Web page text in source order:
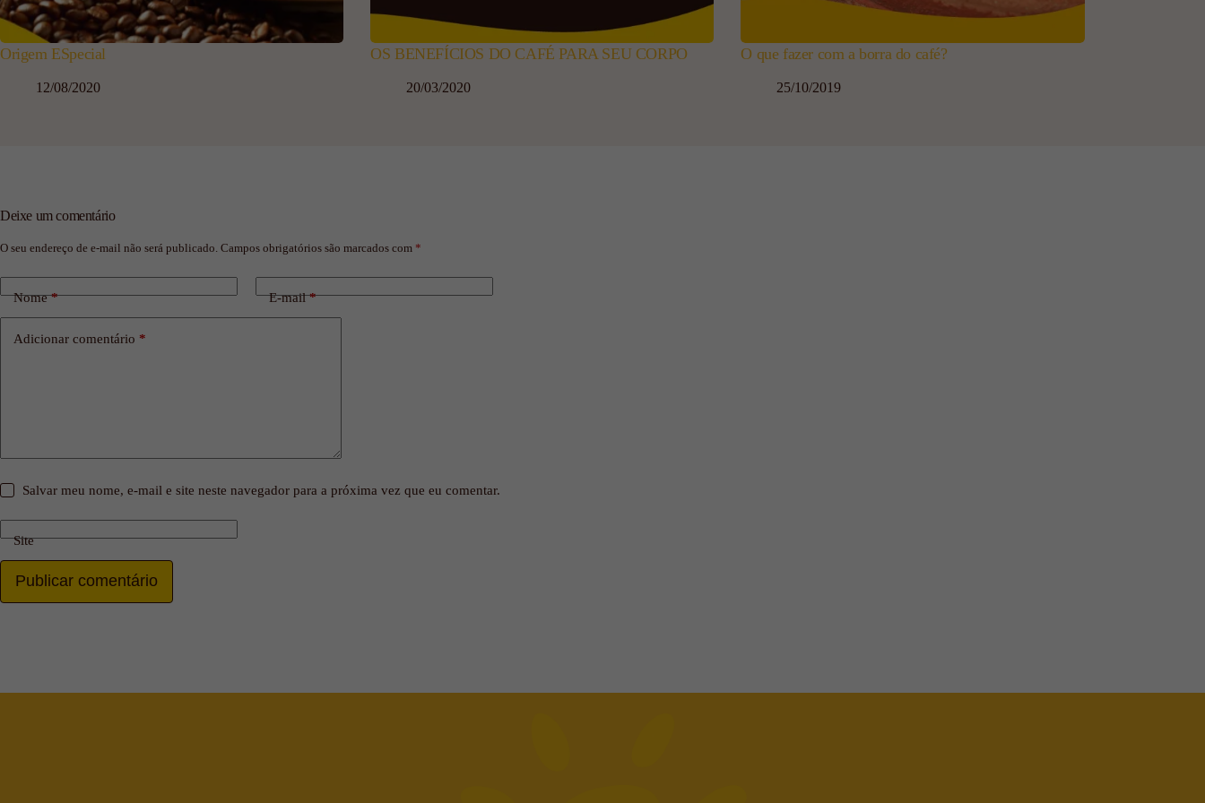
Origem ESpecial
12/08/2020
OS BENEFÍCIOS DO CAFÉ PARA SEU CORPO
20/03/2020
O que fazer com a borra do café?
25/10/2019
Deixe um comentário
O seu endereço de e-mail não será publicado. Campos obrigatórios são marcados com *
Nome* E-mail*
Adicionar comentário *
Salvar meu nome, e-mail e site neste navegador para a próxima vez que eu comentar.
Site
Publicar comentário